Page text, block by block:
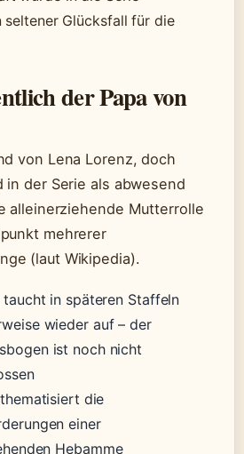
seltener Glücksfall für die
der Papa von
von Lena Lorenz, doch
in der Serie als abwesend
alleinerziehende Mutterrolle
mehrerer
(laut Wikipedia).
taucht in späteren Staffeln
wieder auf – der
ist noch nicht
die
einer
Hebamme